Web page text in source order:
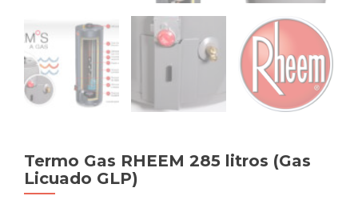
Termo Gas RHEEM 285 litros (Gas
Licuado GLP)